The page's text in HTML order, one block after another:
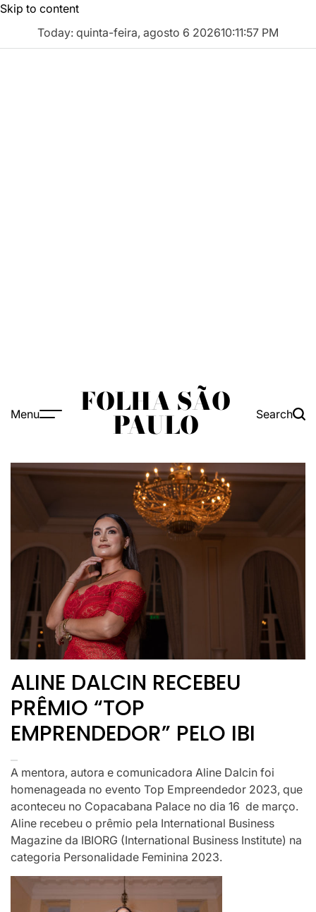
Skip to content
Today: quinta-feira, agosto 6 202610:11:58 PM
Menu FOLHA SÃO
PAULO Search
ALINE DALCIN RECEBEU
PRÊMIO “TOP
EMPRENDEDOR” PELO IBI
A mentora, autora e comunicadora Aline Dalcin foi
homenageada no evento Top Empreendedor 2023, que
aconteceu no Copacabana Palace no dia 16 de março.
Aline recebeu o prêmio pela International Business
Magazine da IBIORG (International Business Institute) na
categoria Personalidade Feminina 2023.